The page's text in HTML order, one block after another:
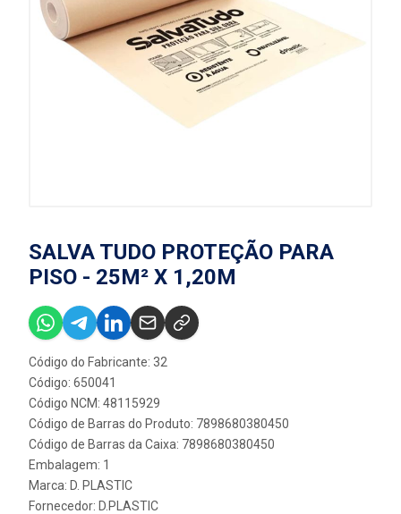
SALVA TUDO PROTEÇÃO PARA
PISO - 25M² X 1,20M
Código do Fabricante: 32
Código: 650041
Código NCM: 48115929
Código de Barras do Produto: 7898680380450
Código de Barras da Caixa: 7898680380450
Embalagem: 1
Marca: D. PLASTIC
Fornecedor: D.PLASTIC